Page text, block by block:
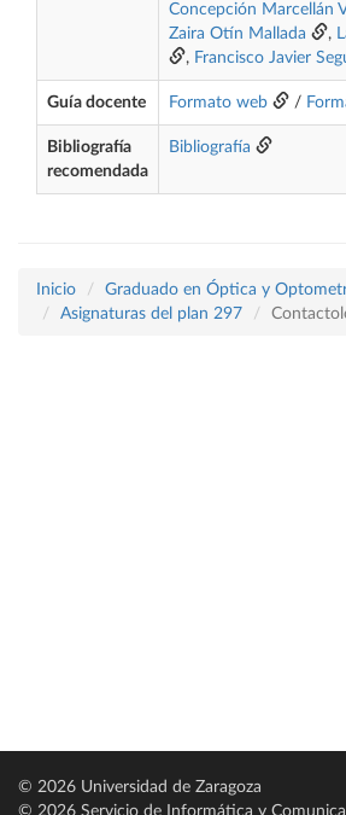
Concepción Marcellán
Zaira Otín Mallada
,
, Francisco Javier
Guía docente Formato web /
Bibliografía
recomendada
Bibliografía
Inicio
Graduado en Óptica y
Asignaturas del plan 297
© 2026 Universidad de Zaragoza
© 2026 Servicio de Informática y